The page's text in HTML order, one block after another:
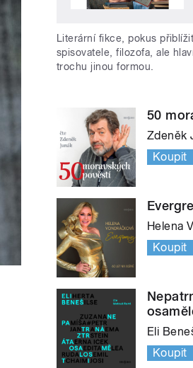
Literární fikce, pokus
spisovatele, filozofa, ale
trochu jinou formou.
50
Zdeněk
Koupit
Helena
Koupit
Eli
Koupit